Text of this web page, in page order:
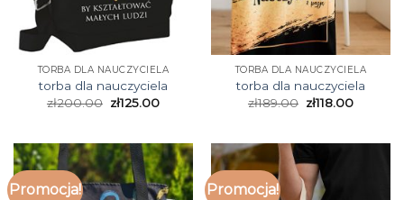
TORBA DLA NAUCZYCIELA
torba dla nauczyciela
zł200.00 zł125.00
TORBA DLA NAUCZYCIELA
torba dla nauczyciela
zł189.00 zł118.00
Promocja! Promocja!